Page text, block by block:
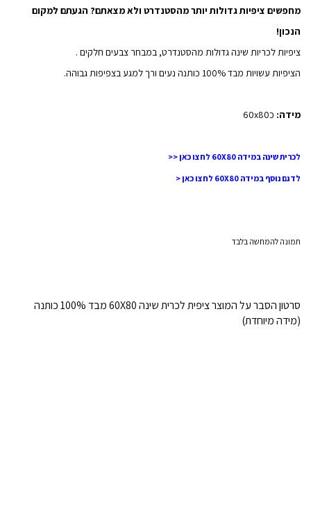
מחפשים ציפיות גדולות יותר מהסטנדרט ולא מצאתם? הגעתם למקום
הנכון!
ציפיות לכריות שינה גדולות מהסטנדרט, במבחר צבעים חלקים .
הציפיות עשויות מבד 100% כותנה נעים ורך למגע בצפיפות גבוהה.
מידה: כ60x80
לכרית שינה במידה 60X80 לחצו כאן <<
לדגם נוסף במידה 60X80 לחצו כאן <
תמונה להמחשה בלבד
סרטון הסבר על המוצר ציפית לכרית שינה 60X80 מבד 100% כותנה
(מידה מיוחדת)